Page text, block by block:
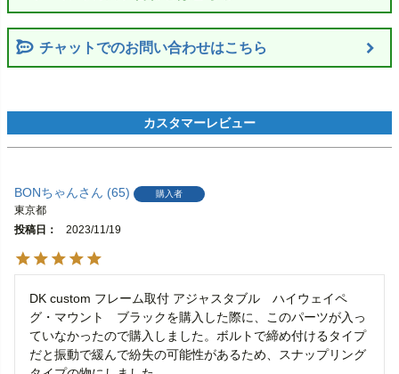
チャットでのお問い合わせはこちら
BONちゃん 65 購入者
東京都
投稿日
2023/11/19
DK custom フレーム取付 アジャスタブル　ハイウェイペ
グ・マウント　ブラックを購入した際に、このパーツが入っ
ていなかったので購入しました。ボルトで締め付けるタイプ
だと振動で緩んで紛失の可能性があるため、スナップリング